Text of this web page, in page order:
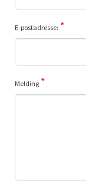
E-postadresse: *
Melding *